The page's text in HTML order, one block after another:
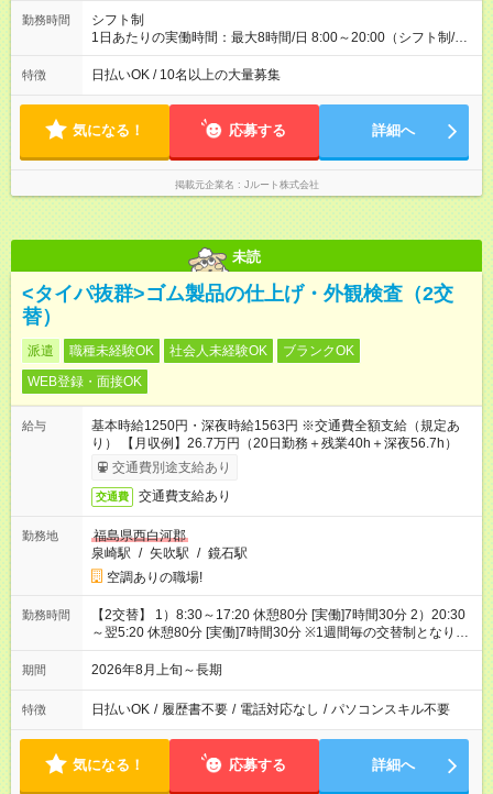
勤務時間
シフト制
1日あたりの実働時間：最大8時間/日 8:00～20:00（シフト制/実
働8時間） ※週5日勤務（場所次第では週4も有り） ※配達状況に
よって時間外での勤務可能性有り ※案件により多少の前後あり
特徴 日払いOK / 10名以上の大量募集
気になる！ 応募する 詳細へ
掲載元企業名 Jルート株式会社
未読
<タイパ抜群>ゴム製品の仕上げ・外観検査（2交
替）
派遣 職種未経験OK 社会人未経験OK
ブランクOK
WEB登録・面接OK
給与
基本時給1250円・深夜時給1563円 ※交通費全額支給（規定あ
り） 【月収例】26.7万円（20日勤務＋残業40h＋深夜56.7h）
交通費別途支給あり
交通費 交通費支給あり
勤務地
福島県西白河郡
泉崎駅 / 矢吹駅 / 鏡石駅
空調ありの職場!
勤務時間
【2交替】 1）8:30～17:20 休憩80分 [実働]7時間30分 2）20:30
～翌5:20 休憩80分 [実働]7時間30分 ※1週間毎の交替制となりま
す
期間 2026年8月上旬～長期
特徴 日払いOK / 履歴書不要 / 電話対応なし / パソコンスキル不要
気になる！ 応募する 詳細へ